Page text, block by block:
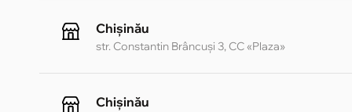
Chișinău
str. Constantin Brâncuși 3, CC «Plaza»
Chișinău